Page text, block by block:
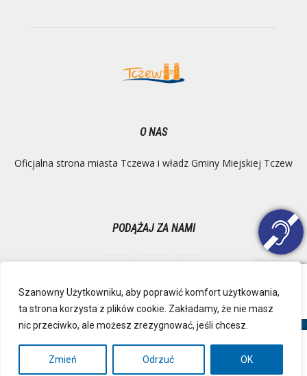
Szanowny Użytkowniku, aby poprawić komfort użytkowania,
ta strona korzysta z plików cookie. Zakładamy, że nie masz
nic przeciwko, ale możesz zrezygnować, jeśli chcesz.
Zmień Odrzuć OK
O NAS
Oficjalna strona miasta Tczewa i władz Gminy Miejskiej Tczew
PODĄŻAJ ZA NAMI
Ochrona danych osobowych
Inspektor Danych Osobowych
Polityka Prywatności
Deklaracja dostępności
RSS
Kontakt
© Urząd Miejski, Plac Marszałka Józefa Piłsudskiego 1